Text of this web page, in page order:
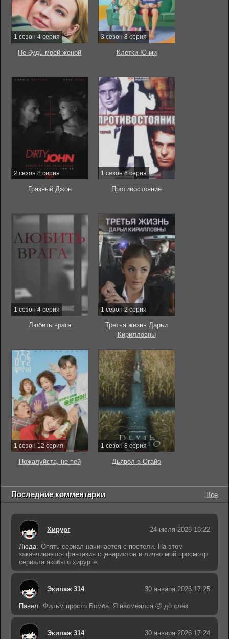
1 сезон 4 серия
Не будь моей женой
3 сезон 8 серия
Клетки Ю-ми
2 сезон 8 серия
Грязный Джон
1 сезон 6 серия
Противостояние
1 сезон 4 серия
Любить врага
1 сезон 2 серия
Третья жизнь Дарьи
Кирилловны
1 сезон 12 серия
Пожалуйста, не пей
1 сезон 8 серия
Дьявол в Огайо
Последние комментарии Все
Хирург 24 июля 2026 16:22
Люда: Опять сериал начинается с постели. На этом
заканчивается фантазия сценаристов и лично мой просмотр
сериала якобы о хирурге.
Экипаж 314 30 января 2026 17:25
Павел: Фильм просто Бомба. Я насмеялся 🤣 до слёз
Экипаж 314 30 января 2026 17:24